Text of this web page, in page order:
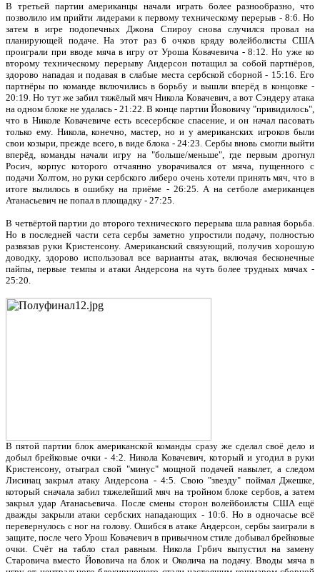
В третьей партии американцы начали играть более разнообразно, что
позволило им прийти лидерами к первому техническому перерыв - 8:6. Но
затем в игре подопечных Джона Спироу снова случился провал на
планирующей подаче. На этот раз 6 очков кряду волейболисты США
проиграли при вводе мяча в игру от Уроша Ковачевича - 8:12. Но уже ко
второму техническому перерыву Андерсон потащил за собой партнёров,
здорово нападая и подавая в слабые места сербской сборной - 15:16. Его
партнёры по команде включились в борьбу и вышли вперёд в концовке -
20:19. Но тут же забил тяжёлый мяч Никола Ковачевич, а вот Сэндеру атака
на одном блоке не удалась - 21:22. В конце партии Йововичу "привидилось",
что в Николе Ковачевиче есть всесербское спасение, и он начал пасовать
только ему. Никола, конечно, мастер, но и у американских игроков были
свои козыри, прежде всего, в виде блока - 24:23. Сербы вновь смогли выйти
вперёд, команды начали игру на "больше/меньше", где первым дрогнул
Росич, корпус которого отчаянно уворачивался от мяча, пущенного с
подачи Холтом, но руки сербского либеро очень хотели принять мяч, что в
итоге вылилось в ошибку на приёме - 26:25. А на сетболе американцев
Атанасьевич не попал в площадку - 27:25.
В четвёртой партии до второго технического перерыва шла равная борьба.
Но в последней части сета сербы заметно упростили подачу, полностью
развязав руки Кристенсону. Американский связующий, получив хорошую
доводку, здорово использовал все варианты атак, включая бесконечные
пайпы, первые темпы и атаки Андерсона на чуть более трудных мячах -
25:20.
В пятой партии блок американской команды сразу же сделал своё дело и
добыл брейковые очки - 4:2. Никола Ковачевич, который и угодил в руки
Кристенсону, отыграл свой "минус" мощной подачей навылет, а следом
Лисинац закрыл атаку Андерсона - 4:5. Свою "звезду" поймал Джешке,
который сначала забил тяжелейший мяч на тройном блоке сербов, а затем
закрыл удар Атанасьевича. После смены сторон волейбоилсты США ещё
дважды закрыли атаки сербских нападающих - 10:6. Но в одночасье всё
перевернулось с ног на голову. Ошибся в атаке Андерсон, сербы заиграли в
защите, после чего Урош Ковачевич в привычном стиле добывал брейковые
очки. Счёт на табло стал равным. Никола Грбич выпустил на замену
Старовича вместо Йововича на блок и Околича на подачу. Вводы мяча в